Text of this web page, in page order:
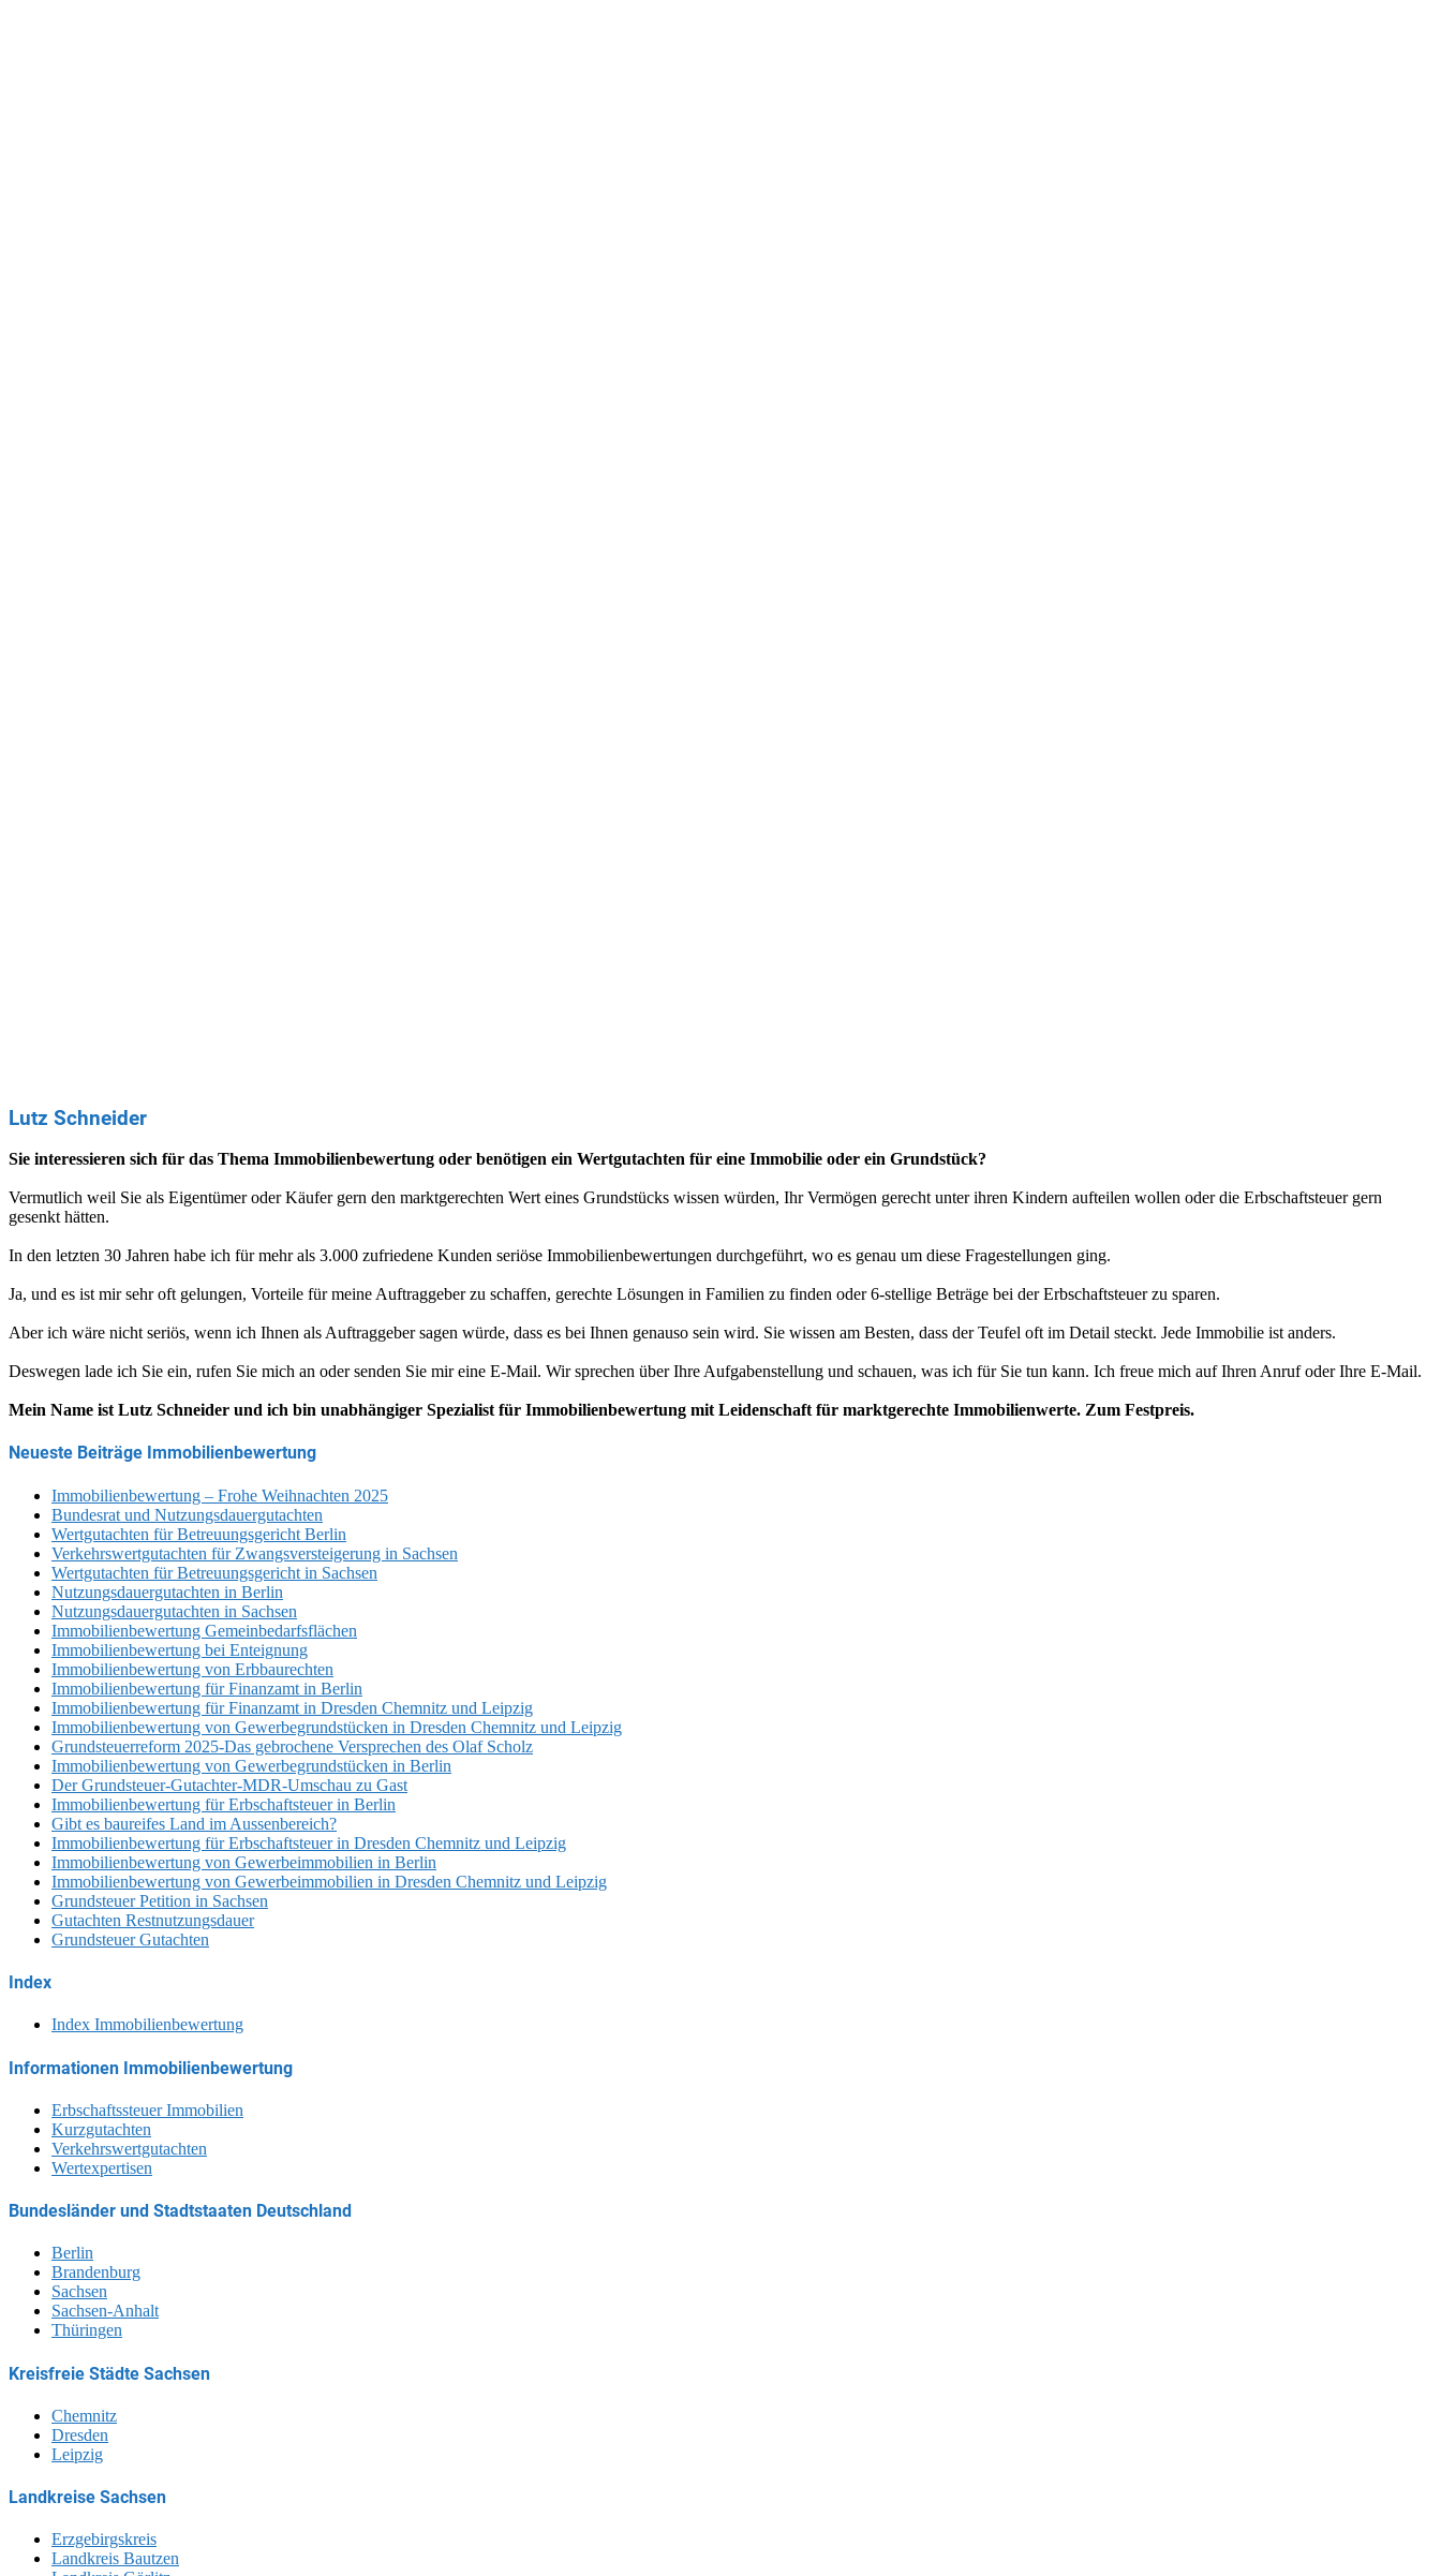
Lutz Schneider
Sie interessieren sich für das Thema Immobilienbewertung oder benötigen ein Wertgutachten für eine Immobilie oder ein Grundstück?
Vermutlich weil Sie als Eigentümer oder Käufer gern den marktgerechten Wert eines Grundstücks wissen würden, Ihr Vermögen gerecht unter ihren Kindern aufteilen wollen oder die Erbschaftsteuer gern
gesenkt hätten.
In den letzten 30 Jahren habe ich für mehr als 3.000 zufriedene Kunden seriöse Immobilienbewertungen durchgeführt, wo es genau um diese Fragestellungen ging.
Ja, und es ist mir sehr oft gelungen, Vorteile für meine Auftraggeber zu schaffen, gerechte Lösungen in Familien zu finden oder 6-stellige Beträge bei der Erbschaftsteuer zu sparen.
Aber ich wäre nicht seriös, wenn ich Ihnen als Auftraggeber sagen würde, dass es bei Ihnen genauso sein wird. Sie wissen am Besten, dass der Teufel oft im Detail steckt. Jede Immobilie ist anders.
Deswegen lade ich Sie ein, rufen Sie mich an oder senden Sie mir eine E-Mail. Wir sprechen über Ihre Aufgabenstellung und schauen, was ich für Sie tun kann. Ich freue mich auf Ihren Anruf oder Ihre E-Mail.
Mein Name ist Lutz Schneider und ich bin unabhängiger Spezialist für Immobilienbewertung mit Leidenschaft für marktgerechte Immobilienwerte. Zum Festpreis.
Neueste Beiträge Immobilienbewertung
Immobilienbewertung – Frohe Weihnachten 2025
Bundesrat und Nutzungsdauergutachten
Wertgutachten für Betreuungsgericht Berlin
Verkehrswertgutachten für Zwangsversteigerung in Sachsen
Wertgutachten für Betreuungsgericht in Sachsen
Nutzungsdauergutachten in Berlin
Nutzungsdauergutachten in Sachsen
Immobilienbewertung Gemeinbedarfsflächen
Immobilienbewertung bei Enteignung
Immobilienbewertung von Erbbaurechten
Immobilienbewertung für Finanzamt in Berlin
Immobilienbewertung für Finanzamt in Dresden Chemnitz und Leipzig
Immobilienbewertung von Gewerbegrundstücken in Dresden Chemnitz und Leipzig
Grundsteuerreform 2025-Das gebrochene Versprechen des Olaf Scholz
Immobilienbewertung von Gewerbegrundstücken in Berlin
Der Grundsteuer-Gutachter-MDR-Umschau zu Gast
Immobilienbewertung für Erbschaftsteuer in Berlin
Gibt es baureifes Land im Aussenbereich?
Immobilienbewertung für Erbschaftsteuer in Dresden Chemnitz und Leipzig
Immobilienbewertung von Gewerbeimmobilien in Berlin
Immobilienbewertung von Gewerbeimmobilien in Dresden Chemnitz und Leipzig
Grundsteuer Petition in Sachsen
Gutachten Restnutzungsdauer
Grundsteuer Gutachten
Index
Index Immobilienbewertung
Informationen Immobilienbewertung
Erbschaftssteuer Immobilien
Kurzgutachten
Verkehrswertgutachten
Wertexpertisen
Bundesländer und Stadtstaaten Deutschland
Berlin
Brandenburg
Sachsen
Sachsen-Anhalt
Thüringen
Kreisfreie Städte Sachsen
Chemnitz
Dresden
Leipzig
Landkreise Sachsen
Erzgebirgskreis
Landkreis Bautzen